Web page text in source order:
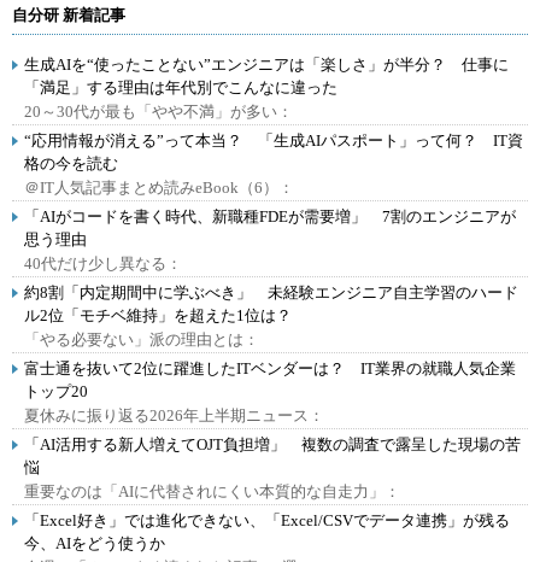
自分研 新着記事
生成AIを“使ったことない”エンジニアは「楽しさ」が半分？ 仕事に
「満足」する理由は年代別でこんなに違った
20～30代が最も「やや不満」が多い：
“応用情報が消える”って本当？ 「生成AIパスポート」って何？ IT資
格の今を読む
＠IT人気記事まとめ読みeBook（6）：
「AIがコードを書く時代、新職種FDEが需要増」 7割のエンジニアが
思う理由
40代だけ少し異なる：
約8割「内定期間中に学ぶべき」 未経験エンジニア自主学習のハード
ル2位「モチベ維持」を超えた1位は？
「やる必要ない」派の理由とは：
富士通を抜いて2位に躍進したITベンダーは？ IT業界の就職人気企業
トップ20
夏休みに振り返る2026年上半期ニュース：
「AI活用する新人増えてOJT負担増」 複数の調査で露呈した現場の苦
悩
重要なのは「AIに代替されにくい本質的な自走力」：
「Excel好き」では進化できない、「Excel/CSVでデータ連携」が残る
今、AIをどう使うか